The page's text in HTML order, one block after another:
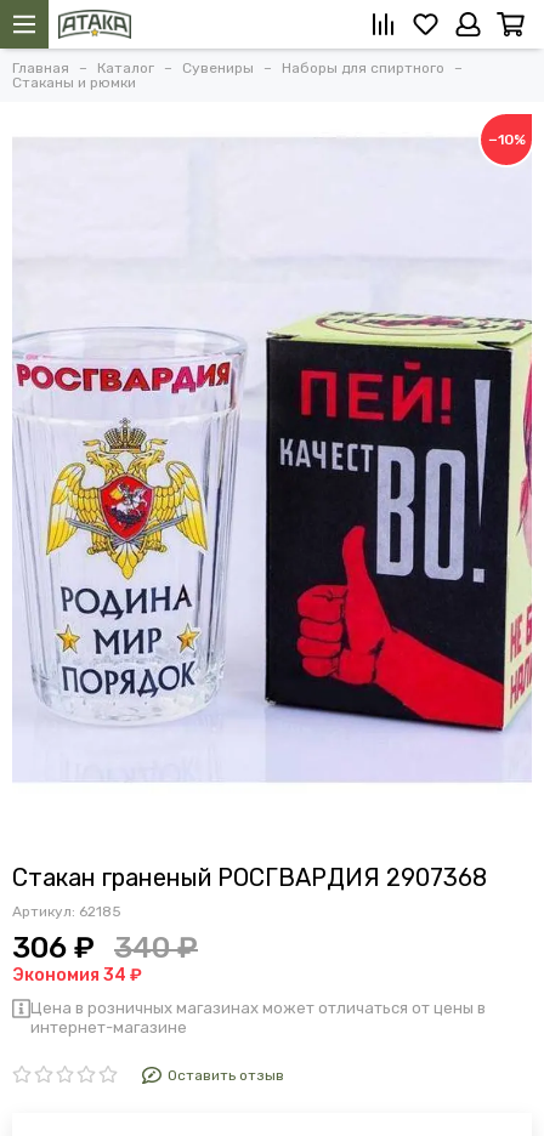
Главная Каталог Сувениры
Наборы для спиртного
Стаканы и рюмки
−10%
Стакан граненый РОСГВАРДИЯ 2907368
Артикул: 62185
306 ₽ 340 ₽
Экономия 34 ₽
Цена в розничных магазинах может отличаться от цены в
интернет-магазине
Оставить отзыв